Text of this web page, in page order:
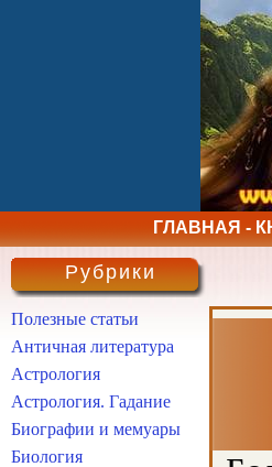
ГЛАВНАЯ -
Рубрики
Полезные статьи
Античная литература
Астрология
Астрология. Гадание
Биографии и мемуары
Биология